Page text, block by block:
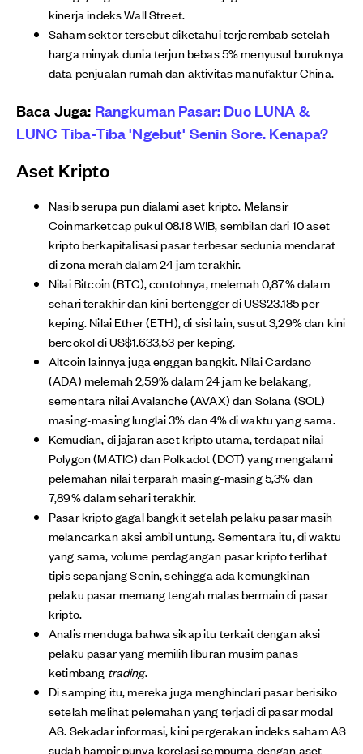
kinerja indeks Wall Street.
Saham sektor tersebut diketahui terjerembab setelah
harga minyak dunia terjun bebas 5% menyusul buruknya
data penjualan rumah dan aktivitas manufaktur China.
Baca Juga: Rangkuman Pasar: Duo LUNA &
LUNC Tiba-Tiba 'Ngebut' Senin Sore. Kenapa?
Aset Kripto
Nasib serupa pun dialami aset kripto. Melansir
Coinmarketcap pukul 08.18 WIB, sembilan dari 10 aset
kripto berkapitalisasi pasar terbesar sedunia mendarat
di zona merah dalam 24 jam terakhir.
Nilai Bitcoin (BTC), contohnya, melemah 0,87% dalam
sehari terakhir dan kini bertengger di US$23.185 per
keping. Nilai Ether (ETH), di sisi lain, susut 3,29% dan kini
bercokol di US$1.633,53 per keping.
Altcoin lainnya juga enggan bangkit. Nilai Cardano
(ADA) melemah 2,59% dalam 24 jam ke belakang,
sementara nilai Avalanche (AVAX) dan Solana (SOL)
masing-masing lunglai 3% dan 4% di waktu yang sama.
Kemudian, di jajaran aset kripto utama, terdapat nilai
Polygon (MATIC) dan Polkadot (DOT) yang mengalami
pelemahan nilai terparah masing-masing 5,3% dan
7,89% dalam sehari terakhir.
Pasar kripto gagal bangkit setelah pelaku pasar masih
melancarkan aksi ambil untung. Sementara itu, di waktu
yang sama, volume perdagangan pasar kripto terlihat
tipis sepanjang Senin, sehingga ada kemungkinan
pelaku pasar memang tengah malas bermain di pasar
kripto.
Analis menduga bahwa sikap itu terkait dengan aksi
pelaku pasar yang memilih liburan musim panas
ketimbang trading.
Di samping itu, mereka juga menghindari pasar berisiko
setelah melihat pelemahan yang terjadi di pasar modal
AS. Sekadar informasi, kini pergerakan indeks saham AS
sudah hampir punya korelasi sempurna dengan aset